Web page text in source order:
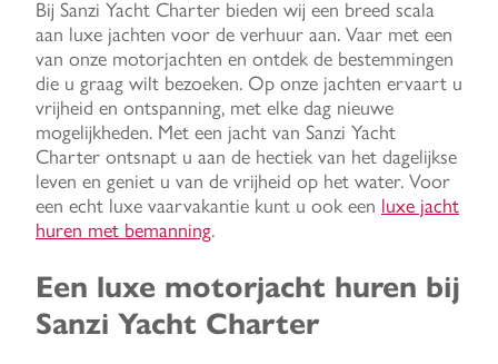
Bij Sanzi Yacht Charter bieden wij een breed scala
aan luxe jachten voor de verhuur aan. Vaar met een
van onze motorjachten en ontdek de bestemmingen
die u graag wilt bezoeken. Op onze jachten ervaart u
vrijheid en ontspanning, met elke dag nieuwe
mogelijkheden. Met een jacht van Sanzi Yacht
Charter ontsnapt u aan de hectiek van het dagelijkse
leven en geniet u van de vrijheid op het water. Voor
een echt luxe vaarvakantie kunt u ook een luxe jacht
huren met bemanning.
Een luxe motorjacht huren bij
Sanzi Yacht Charter